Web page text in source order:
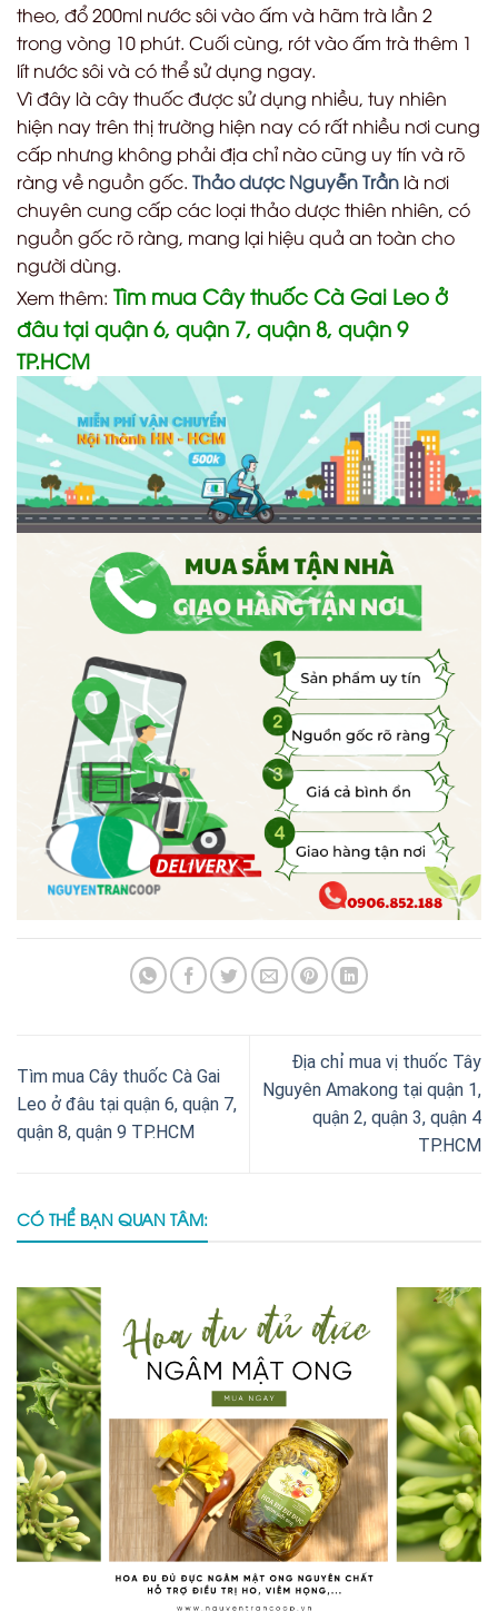
theo, đổ 200ml nước sôi vào ấm và hãm trà lần 2
trong vòng 10 phút. Cuối cùng, rót vào ấm trà thêm 1
lít nước sôi và có thể sử dụng ngay.
Vì đây là cây thuốc được sử dụng nhiều, tuy nhiên
hiện nay trên thị trường hiện nay có rất nhiều nơi cung
cấp nhưng không phải địa chỉ nào cũng uy tín và rõ
ràng về nguồn gốc. Thảo dược Nguyễn Trần là nơi
chuyên cung cấp các loại thảo dược thiên nhiên, có
nguồn gốc rõ ràng, mang lại hiệu quả an toàn cho
người dùng.
Xem thêm: Tìm mua Cây thuốc Cà Gai Leo ở
đâu tại quận 6, quận 7, quận 8, quận 9
TP.HCM
Tìm mua Cây thuốc Cà Gai
Leo ở đâu tại quận 6, quận 7,
quận 8, quận 9 TP.HCM
Địa chỉ mua vị thuốc Tây
Nguyên Amakong tại quận 1,
quận 2, quận 3, quận 4
TP.HCM
CÓ THỂ BẠN QUAN TÂM: